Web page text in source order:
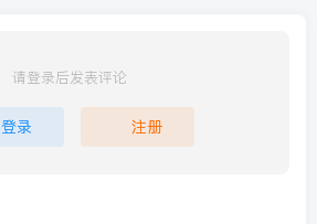
请登录后发表评论
登录 注册